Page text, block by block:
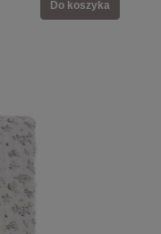
Do koszyka